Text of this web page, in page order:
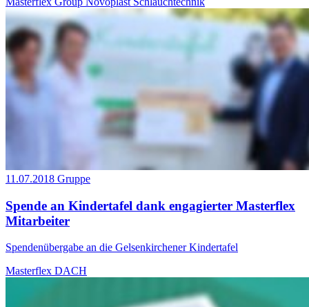
11.07.2018 Gruppe
Spende an Kindertafel dank engagierter Masterflex
Mitarbeiter
Spendenübergabe an die Gelsenkirchener Kindertafel
Masterflex DACH